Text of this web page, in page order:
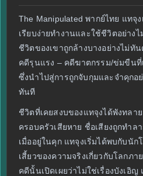
The Manipulated พากย์ไทย แท
เรียบง่ายทำงานและใช้ชีวิตอย่าง
ชีวิตของเขาถูกล้างบางอย่างไม่ทั
คดีรุนแรง – คดีฆาตกรรม/ข่มขืนที่
ซึ่งนำไปสู่การถูกจับกุมและจำคุกอ
ทันที
ชีวิตที่เคยสงบของแทจุงได้พังทลา
ครอบครัวเสียหาย ชื่อเสียงถูกทำ
เมื่ออยู่ในคุก แทจุงเริ่มได้พบกับนัก
เสี้ยวของความจริงเกี่ยวกับโลกภ
คดีนั้นเปิดเผยว่าไม่ใช่เรื่องบังเอิ